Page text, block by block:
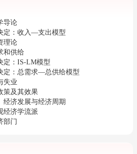
导论
定：收入—支出模型
理论
和供给
：IS-LM模型
：总需求—总供给模型
失业
及其效果
济发展与经济周期
济学流派
部门